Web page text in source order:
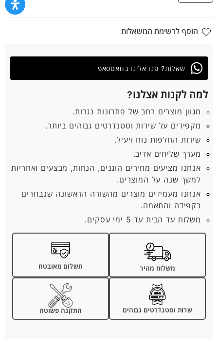
הוסף לרשימת המשאלות
למה לקנות אצלנו?
מגוון מוצרים רחב של פתרונות נגרות.
מקפידים על שירות וסטנדרטים גבוהים ביותר.
שירות החלפות נוח ויעיל.
מערך שליחים אדיב.
אנחנו מציעים מחירים הוגנים, הנחות, מבצעים ואחריות
למשך שנה על המוצרים.
אנחנו מעמידים מוצרים מהשורה הראשונה שנבחרים
בקפידה והתאמה.
משלוח עד הבית עד 5 ימי עסקים.
משלוח מהיר תשלום מאובטח
שרות וסטנדרטים גבוהים התקנה פשוטה
שאלות? פנו אלינו בוואטסאפ